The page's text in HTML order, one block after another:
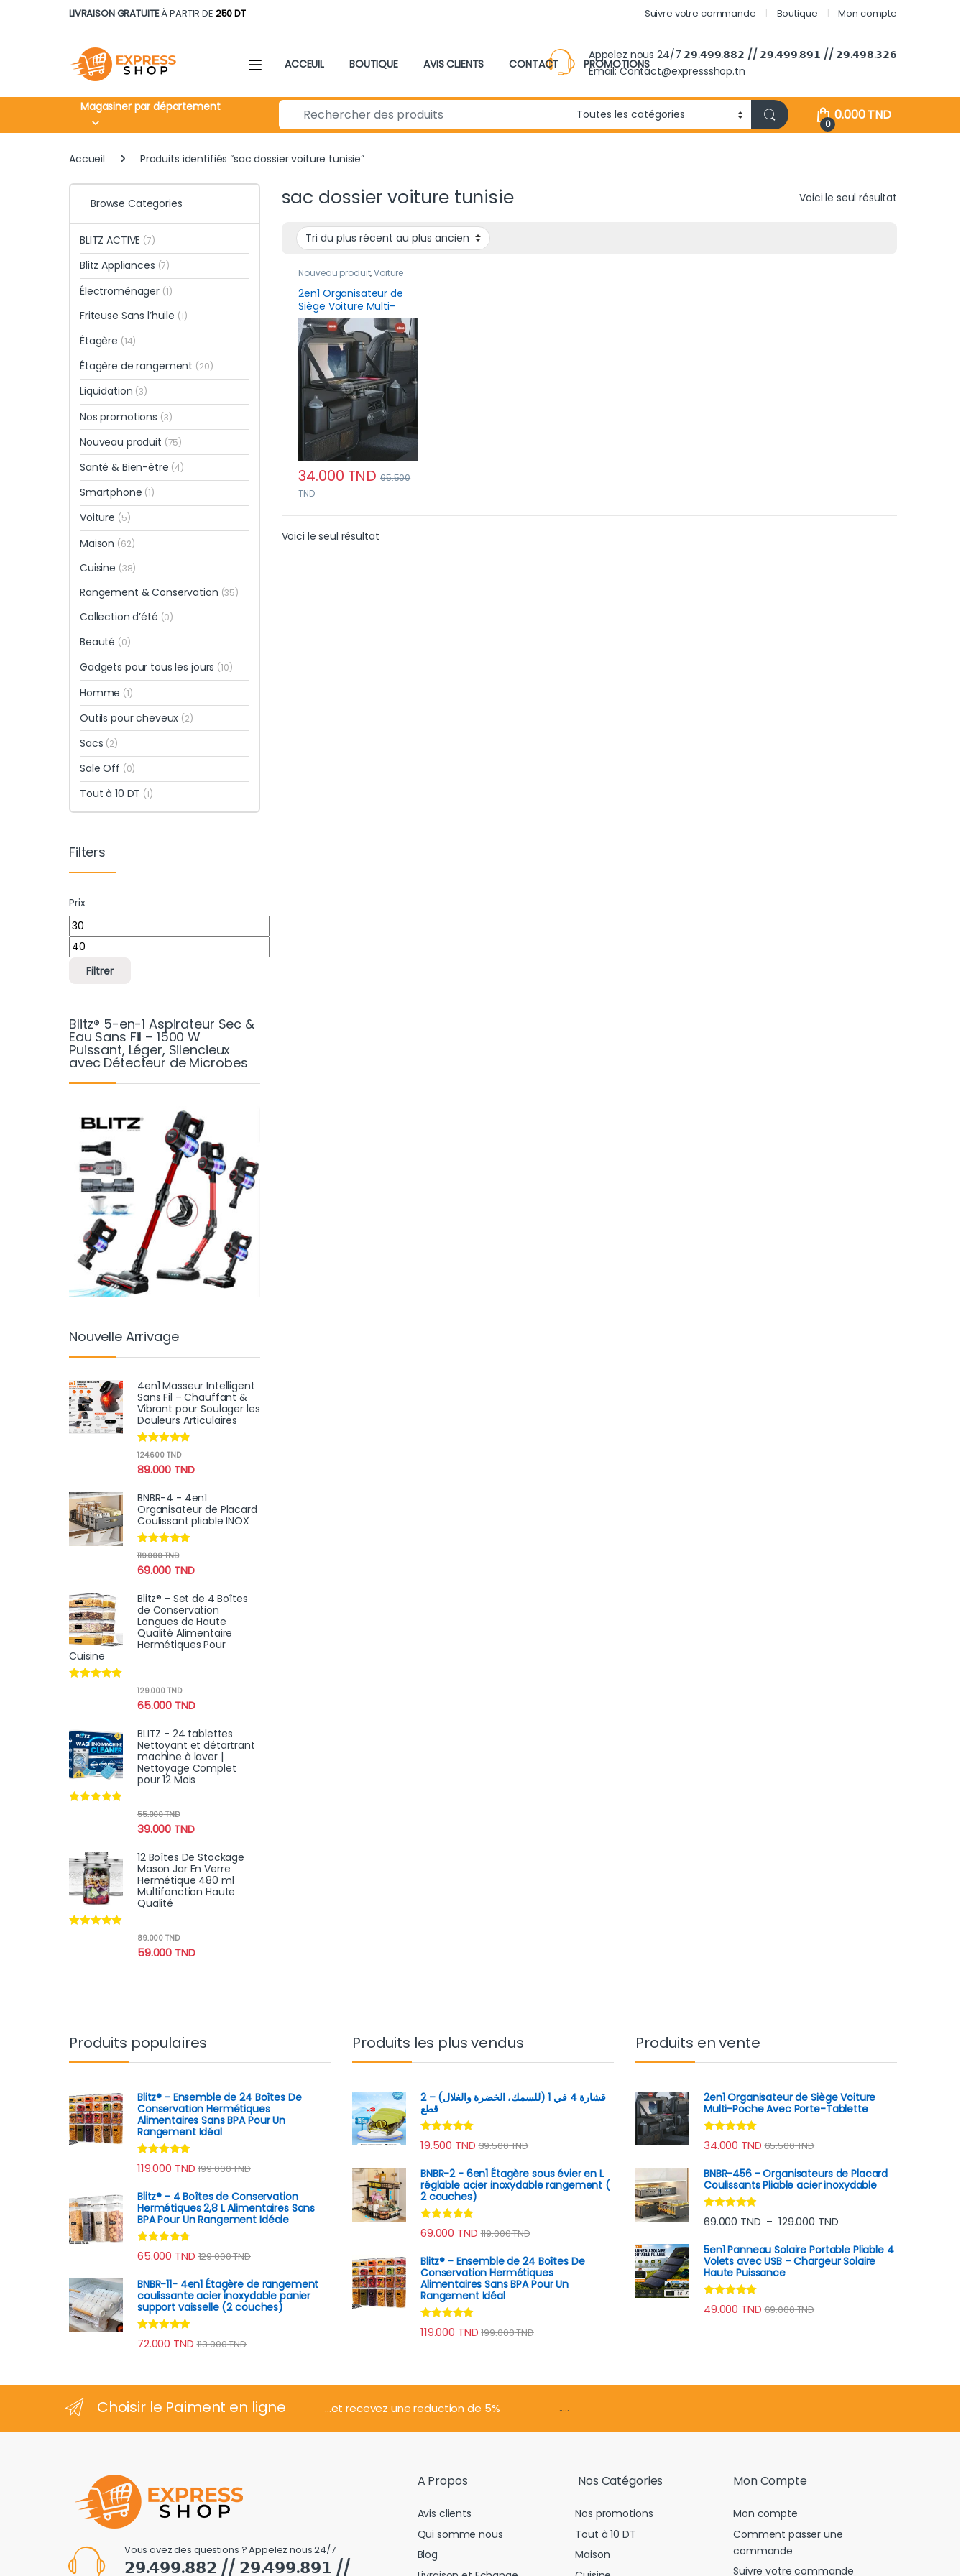
Skip to navigation
Skip to contentLIVRAISON GRATUITEÀ PARTIR DE 250 DT Suivre votre commande Boutique Mon compte
ACCEUIL BOUTIQUE AVIS CLIENTS CONTACT PROMOTIONS
Appelez nous 24/7 𝟮𝟵.𝟰𝟵𝟵.𝟴𝟴𝟮 // 𝟮𝟵.𝟰𝟵𝟵.𝟴𝟵𝟭 // 𝟮𝟵.𝟰𝟵𝟴.𝟯𝟮𝟲
Email: Contact@expressshop.tn
Magasiner par département Search for:
0
0.000TND
Accueil Produits identifiés “sac dossier voiture tunisie”
sac dossier voiture tunisie Voici le seul résultat
Nouveau produit,Voiture
2en1 Organisateur de
Siège Voiture Multi-
Poche Avec Porte-
Tablette
34.000 TND 65.500
TND
Voici le seul résultat
Browse Categories
BLITZ ACTIVE (7)
Blitz Appliances (7)
Électroménager (1)
Friteuse Sans l’huile (1)
Étagère (14)
Étagère de rangement (20)
Liquidation (3)
Nos promotions (3)
Nouveau produit (75)
Santé & Bien-être (4)
Smartphone (1)
Voiture (5)
Maison (62)
Cuisine (38)
Rangement & Conservation (35)
Collection d’été (0)
Beauté (0)
Gadgets pour tous les jours (10)
Homme (1)
Outils pour cheveux (2)
Sacs (2)
Sale Off (0)
Tout à 10 DT (1)
Filters
Prix
Prix min
Prix max
Filtrer
Blitz® 5-en-1 Aspirateur Sec &
Eau Sans Fil – 1500 W
Puissant, Léger, Silencieux
avec Détecteur de Microbes
Nouvelle Arrivage
4en1 Masseur Intelligent
Sans Fil – Chauffant &
Vibrant pour Soulager les
Douleurs Articulaires
Note4.67
89.000 TND
124.600TND
BNBR-4 - 4en1
Organisateur de Placard
Coulissant pliable INOX
Note4.75
69.000 TND
119.000TND
Blitz® - Set de 4 Boîtes
de Conservation
Longues de Haute
Qualité Alimentaire
Hermétiques Pour
Cuisine
65.000 TND
129.000TND
BLITZ - 24 tablettes
Nettoyant et détartrant
machine à laver |
Nettoyage Complet
pour 12 Mois
39.000 TND
55.000TND
12 Boîtes De Stockage
Mason Jar En Verre
Hermétique 480 ml
Multifonction Haute
Qualité
59.000 TND
89.000TND
Produits populaires
Blitz® - Ensemble de 24 Boîtes De
Conservation Hermétiques
Alimentaires Sans BPA Pour Un
Rangement Idéal
Note4.74
sur 5
119.000 TND 199.000TND
Blitz® - 4 Boîtes de Conservation
Hermétiques 2,8 L Alimentaires Sans
BPA Pour Un Rangement Idéale
Note4.64
sur 5
65.000 TND 129.000TND
BNBR-11- 4en1 Étagère de rangement
coulissante acier inoxydable panier
support vaisselle (2 couches)
Note4.73
sur 5
72.000 TND 113.000TND
Produits les plus vendus
قشارة 4 في 1 (للسمك، الخضرة والغلال) – 2
قطع
Note4.89
sur 5
19.500 TND 39.500TND
BNBR-2 - 6en1 Étagère sous évier en L
réglable acier inoxydable rangement (
2 couches)
Note4.79
sur 5
69.000 TND 119.000TND
Blitz® - Ensemble de 24 Boîtes De
Conservation Hermétiques
Alimentaires Sans BPA Pour Un
Rangement Idéal
Note4.74
sur 5
119.000 TND 199.000TND
Produits en vente
2en1 Organisateur de Siège Voiture
Multi-Poche Avec Porte-Tablette
Note4.78
sur 5
34.000 TND 65.500TND
BNBR-456 - Organisateurs de Placard
Coulissants Pliable acier inoxydable
Note4.75
sur 5
69.000 TND – 129.000 TNDPlage de prix : 69.000 TND
5en1 Panneau Solaire Portable Pliable 4
Volets avec USB – Chargeur Solaire
Haute Puissance
Note4.78
sur 5
49.000 TND 69.000TND
Choisir le Paiment en ligne ...et recevez une reduction de 5% .....
Vous avez des questions ? Appelez nous 24/7
𝟮𝟵.𝟰𝟵𝟵.𝟴𝟴𝟮 // 𝟮𝟵.𝟰𝟵𝟵.𝟴𝟵𝟭 //
A Propos
Avis clients
Qui somme nous
Blog
Nos Catégories
Nos promotions
Tout à 10 DT
Maison
Mon Compte
Mon compte
Comment passer une
commande
Suivre votre commande